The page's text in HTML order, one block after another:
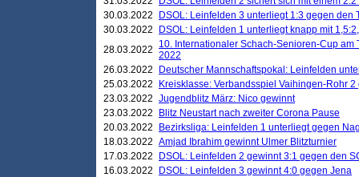
30.03.2022
DSOL: Leinfelden 3 unterliegt 1:3 gegen den
30.03.2022
DSOL: Leinfelden 1 unterliegt knapp mit
28.03.2022
10. Internationaler Schach-Senioren-Cup am
2022
26.03.2022
Deutscher Mannschaftspokal: Leinfelden
25.03.2022
Kreisklasse: Verbandsspiel Vaihingen-Rohr
23.03.2022 Jugendblitz März: Nico gewinnt
23.03.2022
Blitz Neustart nach zweiter Corona Pause
20.03.2022
Bezirksliga: Leinfelden 1 unterliegt gegen
18.03.2022 Amjad Ibrahim gewinnt Ulmer Blitzturnier
17.03.2022
DSOL: Leinfelden 2 gewinnt 3:1 gegen den
16.03.2022
DSOL: Leinfelden 3 gewinnt 4:0 gegen Jena